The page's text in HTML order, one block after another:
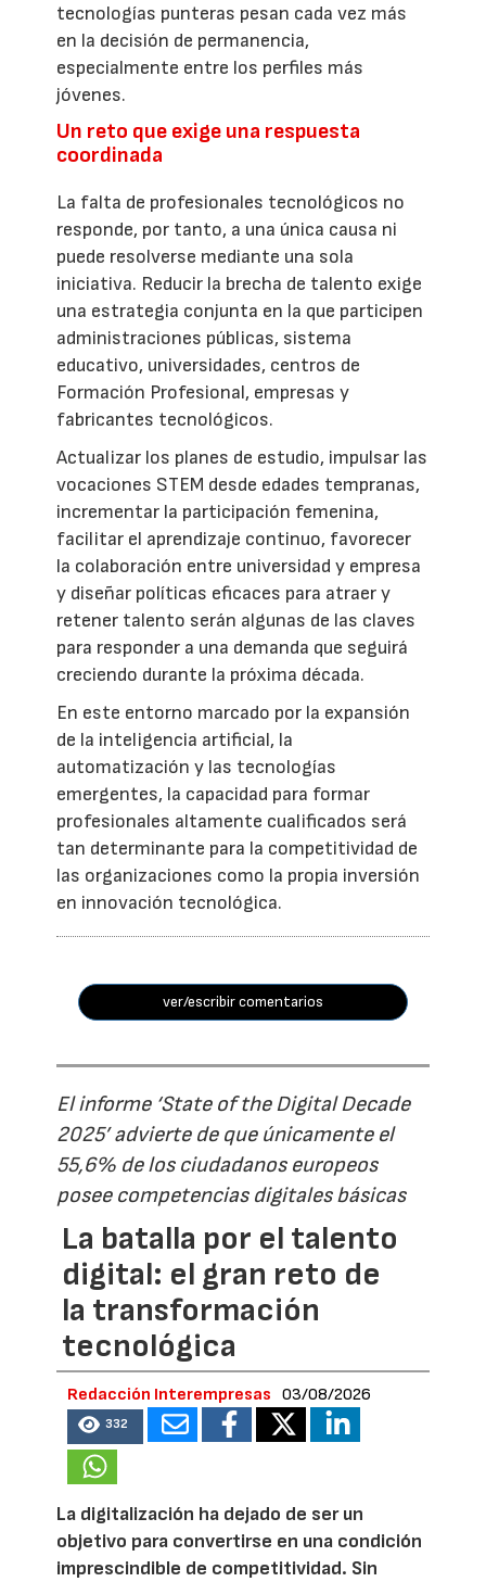
tecnologías punteras pesan cada vez más
en la decisión de permanencia,
especialmente entre los perfiles más
jóvenes.
Un reto que exige una respuesta
coordinada
La falta de profesionales tecnológicos no
responde, por tanto, a una única causa ni
puede resolverse mediante una sola
iniciativa. Reducir la brecha de talento exige
una estrategia conjunta en la que participen
administraciones públicas, sistema
educativo, universidades, centros de
Formación Profesional, empresas y
fabricantes tecnológicos.
Actualizar los planes de estudio, impulsar las
vocaciones STEM desde edades tempranas,
incrementar la participación femenina,
facilitar el aprendizaje continuo, favorecer
la colaboración entre universidad y empresa
y diseñar políticas eficaces para atraer y
retener talento serán algunas de las claves
para responder a una demanda que seguirá
creciendo durante la próxima década.
En este entorno marcado por la expansión
de la inteligencia artificial, la
automatización y las tecnologías
emergentes, la capacidad para formar
profesionales altamente cualificados será
tan determinante para la competitividad de
las organizaciones como la propia inversión
en innovación tecnológica.
ver/escribir comentarios
El informe ‘State of the Digital Decade
2025’ advierte de que únicamente el
55,6% de los ciudadanos europeos
posee competencias digitales básicas
La batalla por el talento
digital: el gran reto de
la transformación
tecnológica
Redacción Interempresas 03/08/2026
332
La digitalización ha dejado de ser un
objetivo para convertirse en una condición
imprescindible de competitividad. Sin